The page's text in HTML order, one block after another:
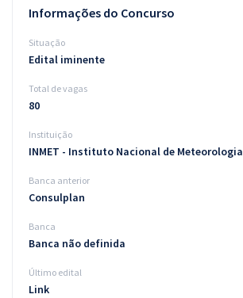
Questões grátis
Conteúdo gratuito
Aprovados
Atendimento
Informações do Concurso
Situação
Edital iminente
Total de vagas
80
Instituição
INMET - Instituto Nacional de Meteorologia
Banca anterior
Consulplan
Banca
Banca não definida
Último edital
Link